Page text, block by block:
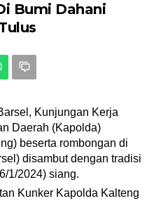
Bumi Dahani
Kunjungan Kerja
Daerah (Kapolda)
beserta rombongan di
disambut dengan tradisi
1/2024) siang.
Kunker Kapolda Kalteng